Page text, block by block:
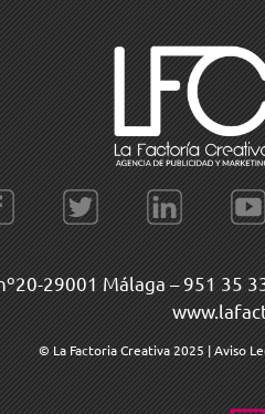
29001 Málaga –951 35
© La Factoria Creativa 2025 |Aviso